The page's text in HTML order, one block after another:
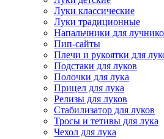
Луки классические
Луки традиционные
Напальчники для
Пип-сайты
Плечи и рукоятки для
Подстаки для луков
Полочки для лука
Прицел для лука
Релизы для луков
Стабилизатор для луков
Тросы и тетивы для лука
Чехол для лука